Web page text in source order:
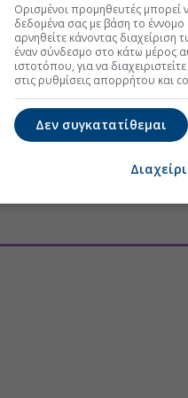
Ορισμένοι προμηθευτές μπορεί
δεδομένα σας με βάση το
αρνηθείτε κάνοντας
έναν σύνδεσμο στο κάτω μέρος
ιστοτόπου, για να
στις ρυθμίσεις απορρήτου και
Δεν συγκατατίθεμαι